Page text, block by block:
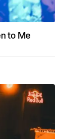
to Me